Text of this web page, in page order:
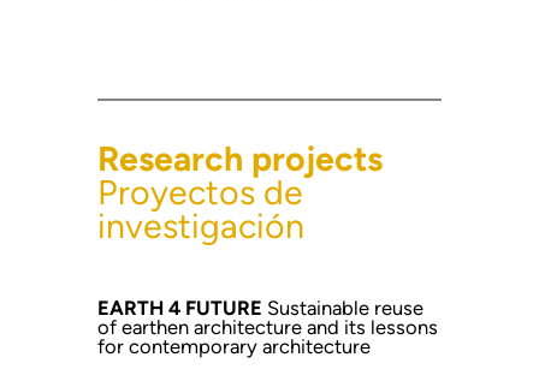
Research projects
Proyectos de
investigación
EARTH 4 FUTURE Sustainable reuse
of earthen architecture and its lessons
for contemporary architecture